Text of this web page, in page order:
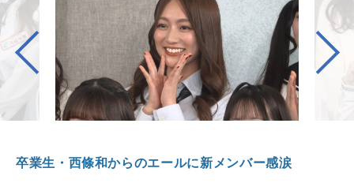
卒業生・西條和からのエールに新メンバー感涙